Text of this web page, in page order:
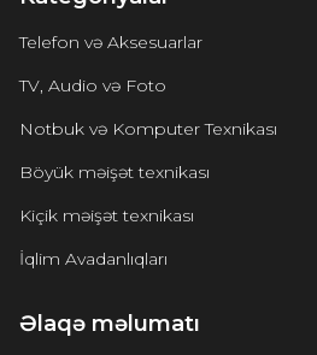
Telefon və Aksesuarlar
TV, Audio və Foto
Notbuk və Komputer Texnikası
Böyük məişət texnikası
Kiçik məişət texnikası
İqlim Avadanlıqları
Əlaqə məlumatı